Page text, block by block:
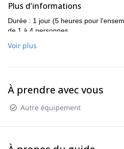
Plus d'informations
Durée : 1 jour (5 heures pour
de 1 à 4 personnes
Voir plus
À prendre avec vous
Autre équipement